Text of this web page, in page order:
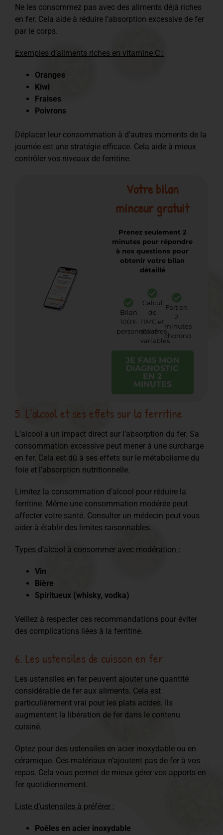
Ne les consommez pas avec des aliments déjà riches
en fer. Cela aide à réduire l’absorption excessive de fer
par le corps.
Exemples d’aliments riches en vitamine C :
Oranges
Kiwi
Fraises
Poivrons
Déplacer leur consommation à d’autres moments de la
journée est une stratégie efficace. Cela aide à mieux
contrôler vos niveaux de ferritine.
Votre bilan
minceur gratuit
Prenez seulement 2
minutes pour répondre
à nos questions pour
obtenir votre bilan
détaillé
Bilan
100%
personnalisé
Calcul
de
l'IMC et
d'autres
variables
Fait en
2
minutes
chorono
JE FAIS MON
DIAGNOSTIC
EN 2
MINUTES
5. L’alcool et ses effets sur la ferritine
L’alcool a un impact direct sur l’absorption du fer. Sa
consommation excessive peut mener à une surcharge
en fer. Cela est dû à ses effets sur le métabolisme du
foie et l’absorption nutritionnelle.
Limitez la consommation d’alcool pour réduire la
ferritine. Même une consommation modérée peut
affecter votre santé. Consulter un médecin peut vous
aider à établir des limites raisonnables.
Types d’alcool à consommer avec modération :
Vin
Bière
Spiritueux (whisky, vodka)
Veillez à respecter ces recommandations pour éviter
des complications liées à la ferritine.
6. Les ustensiles de cuisson en fer
Les ustensiles en fer peuvent ajouter une quantité
considérable de fer aux aliments. Cela est
particulièrement vrai pour les plats acides. Ils
augmentent la libération de fer dans le contenu
cuisiné.
Optez pour des ustensiles en acier inoxydable ou en
céramique. Ces matériaux n’ajoutent pas de fer à vos
repas. Cela vous permet de mieux gérer vos apports en
fer quotidiennement.
Liste d’ustensiles à préférer :
Poêles en acier inoxydable